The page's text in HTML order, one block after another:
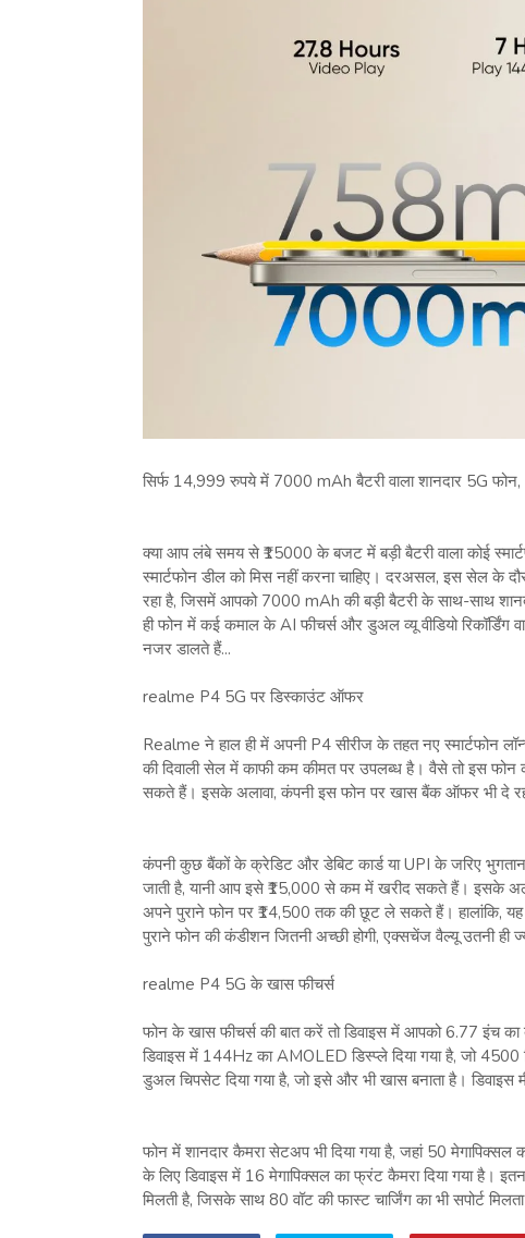
सिर्फ 14,999 रुपये में 7000 mAh बैटरी वाला शानदार 5G
क्या आप लंबे समय से ₹15000 के बजट में बड़ी बैटरी वाला कोई
स्मार्टफोन डील को मिस नहीं करना चाहिए। दरअसल, इस सेल के
रहा है, जिसमें आपको 7000 mAh की बड़ी बैटरी के साथ-साथ
ही फोन में कई कमाल के AI फीचर्स और डुअल व्यू वीडियो रिकॉर्डिंग
नजर डालते हैं...
realme P4 5G पर डिस्काउंट ऑफर
Realme ने हाल ही में अपनी P4 सीरीज के तहत नए स्मार्टफोन
की दिवाली सेल में काफी कम कीमत पर उपलब्ध है। वैसे तो इस
सकते हैं। इसके अलावा, कंपनी इस फोन पर खास बैंक ऑफर भी दे
कंपनी कुछ बैंकों के क्रेडिट और डेबिट कार्ड या UPI के जरिए
जाती है, यानी आप इसे ₹15,000 से कम में खरीद सकते हैं। इसके
अपने पुराने फोन पर ₹14,500 तक की छूट ले सकते हैं। हालांकि,
पुराने फोन की कंडीशन जितनी अच्छी होगी, एक्सचेंज वैल्यू उतनी ही
realme P4 5G के खास फीचर्स
फोन के खास फीचर्स की बात करें तो डिवाइस में आपको 6.77 इंच
डिवाइस में 144Hz का AMOLED डिस्प्ले दिया गया है, जो
डुअल चिपसेट दिया गया है, जो इसे और भी खास बनाता है। डिवाइस
फोन में शानदार कैमरा सेटअप भी दिया गया है, जहां 50
के लिए डिवाइस में 16 मेगापिक्सल का फ्रंट कैमरा दिया गया है।
मिलती है, जिसके साथ 80 वॉट की फास्ट चार्जिंग का भी सपोर्ट